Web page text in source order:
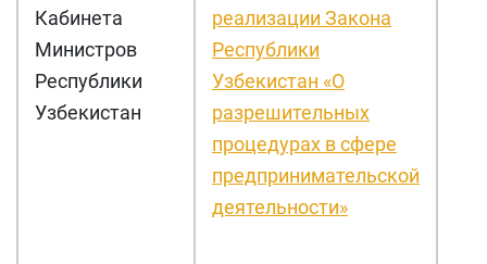
Кабинета
Министров
Республики
Узбекистан
реализации Закона
Республики
Узбекистан «О
разрешительных
процедурах в сфере
предпринимательской
деятельности»